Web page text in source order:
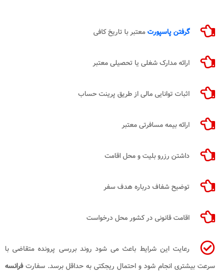
گرفتن پاسپورتمعتبر با تاریخ کافی
ارائه مدارک شغلی یا تحصیلی معتبر
اثبات توانایی مالی از طریق پرینت حساب
ارائه بیمه مسافرتی معتبر
داشتن رزرو بلیت و محل اقامت
توضیح شفاف درباره هدف سفر
اقامت قانونی در کشور محل درخواست
رعایت این شرایط باعث می شود روند بررسی پرونده متقاضی با
سرعت بیشتری انجام شود و احتمال ریجکتی به حداقل برسد. سفارتفرانسه